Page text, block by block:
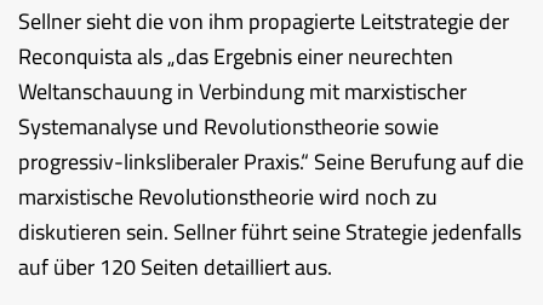
Sellner sieht die von ihm propagierte Leitstrategie der
Reconquista als „das Ergebnis einer neurechten
Weltanschauung in Verbindung mit marxistischer
Systemanalyse und Revolutionstheorie sowie
progressiv-linksliberaler Praxis.“ Seine Berufung auf die
marxistische Revolutionstheorie wird noch zu
diskutieren sein. Sellner führt seine Strategie jedenfalls
auf über 120 Seiten detailliert aus.